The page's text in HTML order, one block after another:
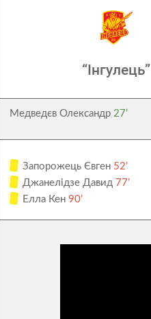
“Інгулець”
Медведєв Олександр27’
Запорожець Євген 52’
Джанелідзе Давид 77’
Елла Кен 90’